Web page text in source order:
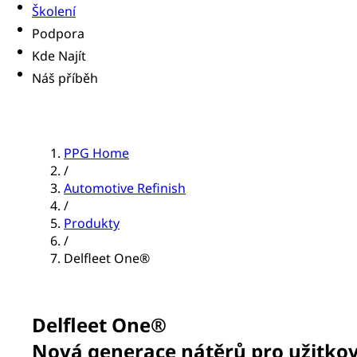
Školení
Podpora
Kde Najít
Náš příběh
PPG Home
/
Automotive Refinish
/
Produkty
/
Delfleet One®
Delfleet One®
Nová generace nátěrů pro